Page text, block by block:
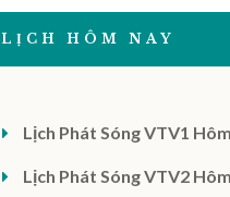
LỊCH HÔM NAY
Lịch Phát Sóng VTV1
Lịch Phát Sóng VTV2